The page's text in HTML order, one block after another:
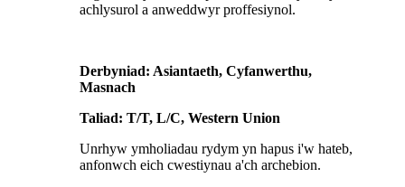
achlysurol a anweddwyr proffesiynol.
Derbyniad: Asiantaeth, Cyfanwerthu,
Masnach
Taliad: T/T, L/C, Western Union
Unrhyw ymholiadau rydym yn hapus i'w hateb,
anfonwch eich cwestiynau a'ch archebion.